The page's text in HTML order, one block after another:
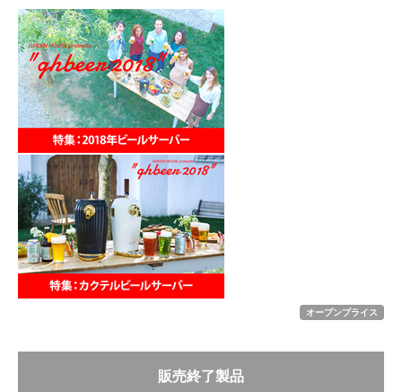
オープンプライス
販売終了製品